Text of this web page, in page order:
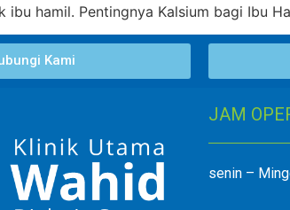
hamil. Pentingnya Kalsium bagi Ibu
Kami
JAM
senin –